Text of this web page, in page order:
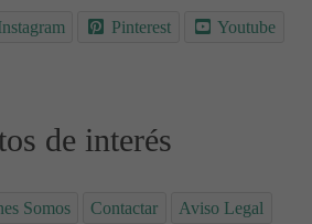
Pinterest Youtube
de interés
Somos Contactar
Aviso Legal